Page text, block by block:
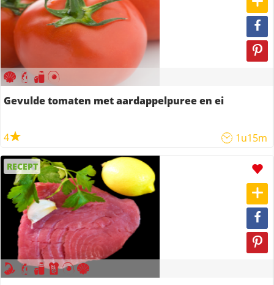
Gevulde tomaten met aardappelpuree en ei
4 1u15m
RECEPT